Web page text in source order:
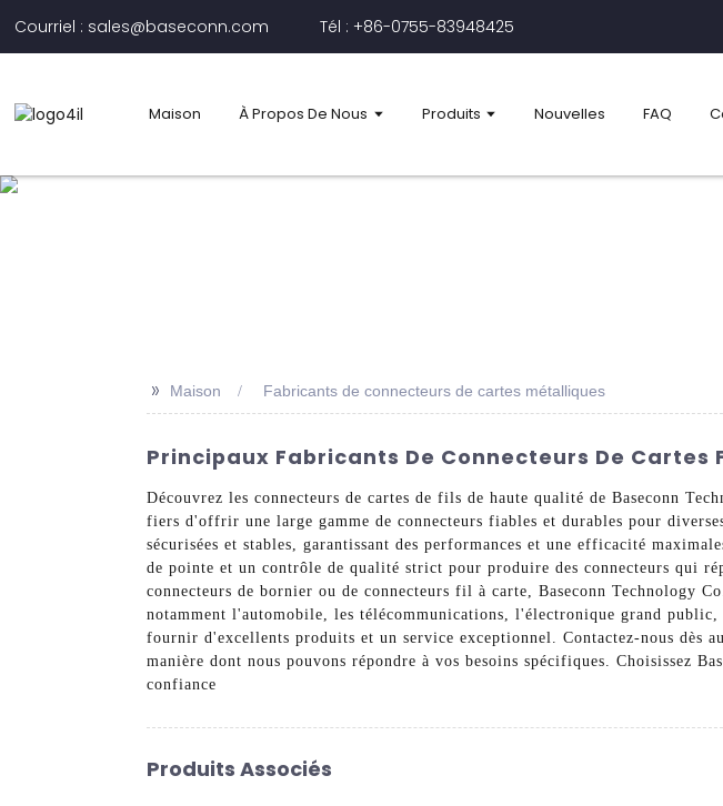
Courriel : sales@baseconn.com Tél : +86-0755-83948425
Maison À Propos De Nous Produits Nouvelles FAQ
>> Maison Fabricants de connecteurs de cartes métalliques
Principaux Fabricants De Connecteurs De Cartes
Découvrez les connecteurs de cartes de fils de haute qualité de Baseconn
fiers d'offrir une large gamme de connecteurs fiables et durables pour
sécurisées et stables, garantissant des performances et une efficacité
de pointe et un contrôle de qualité strict pour produire des connecteurs qui
connecteurs de bornier ou de connecteurs fil à carte, Baseconn Technology
notamment l'automobile, les télécommunications, l'électronique grand
fournir d'excellents produits et un service exceptionnel. Contactez-nous dès
manière dont nous pouvons répondre à vos besoins spécifiques. Choisissez
confiance
Produits Associés